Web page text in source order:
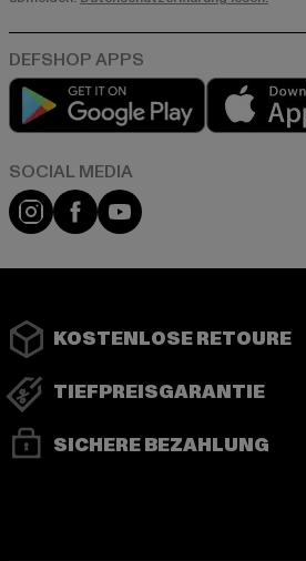
Play market
Instagram
FacebookYouTube
KOSTENLOSE RETOURE
TIEFPREISGARANTIE
SICHERE BEZAHLUNG